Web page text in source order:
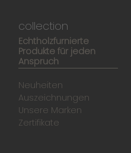
collection
Echtholzfurnierte
Produkte für jeden
Anspruch
Neuheiten
Auszeichnungen
Unsere Marken
Zertifikate